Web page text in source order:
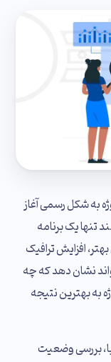
به شکل رسمی آغاز
تنها یک برنامه
افزایش ترافیک
نشان دهد که چه
به بهترین نتیجه
بررسی وضعیت